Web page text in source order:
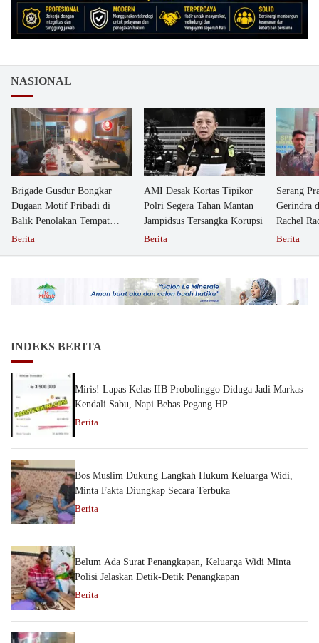
NASIONAL
Brigade Gusdur Bongkar
Dugaan Motif Pribadi di
Balik Penolakan Tempat
Ibadah GKJW Bangil
Berita
AMI Desak Kortas Tipikor
Polri Segera Tahan Mantan
Jampidsus Tersangka Korupsi
Berita
Serang
Gerindra
Rachel
Berita
INDEKS BERITA
Miris! Lapas Kelas IIB Probolinggo Diduga Jadi Markas
Kendali Sabu, Napi Bebas Pegang HP
Berita
Bos Muslim Dukung Langkah Hukum Keluarga Widi,
Minta Fakta Diungkap Secara Terbuka
Berita
Belum Ada Surat Penangkapan, Keluarga Widi Minta
Polisi Jelaskan Detik-Detik Penangkapan
Berita